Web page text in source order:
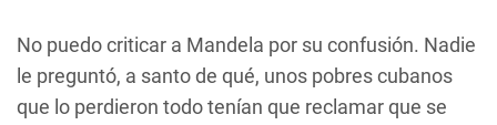
No puedo criticar a Mandela por su confusión. Nadie
le preguntó, a santo de qué, unos pobres cubanos
que lo perdieron todo tenían que reclamar que se